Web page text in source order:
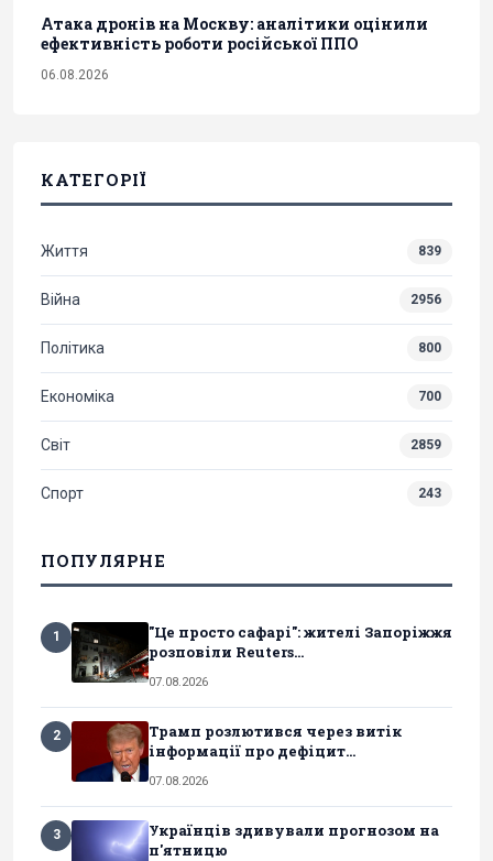
Атака дронів на Москву: аналітики оцінили
ефективність роботи російської ППО
06.08.2026
КАТЕГОРІЇ
Життя 839
Війна 2956
Політика 800
Економіка 700
Світ 2859
Спорт 243
ПОПУЛЯРНЕ
1
"Це просто сафарі": жителі Запоріжжя
розповіли Reuters...
07.08.2026
2
Трамп розлютився через витік
інформації про дефіцит...
07.08.2026
3
Українців здивували прогнозом на
п'ятницю